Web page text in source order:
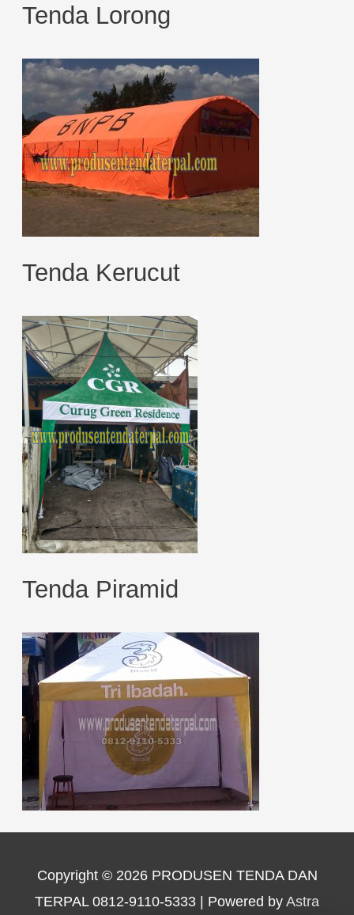
Tenda Lorong
Tenda Kerucut
Tenda Piramid
Copyright © 2026 PRODUSEN TENDA DAN
TERPAL 0812-9110-5333 | Powered byAstra